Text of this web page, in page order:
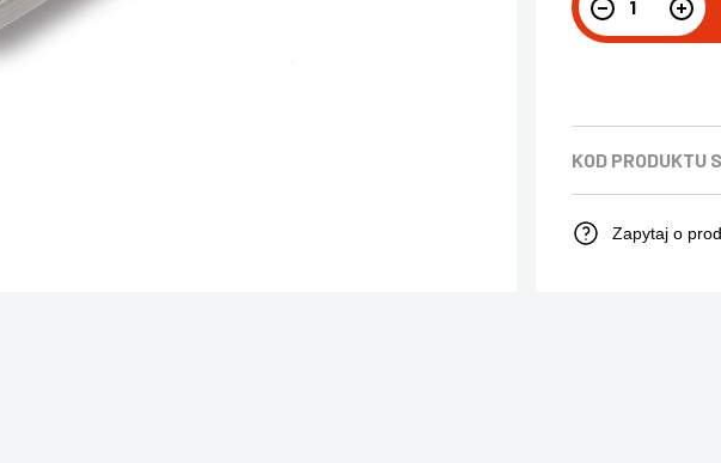
KOD PRODUKTU
Zapytaj o